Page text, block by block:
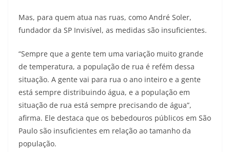
Mas, para quem atua nas ruas, como André Soler,
fundador da SP Invisível, as medidas são insuficientes.
“Sempre que a gente tem uma variação muito grande
de temperatura, a população de rua é refém dessa
situação. A gente vai para rua o ano inteiro e a gente
está sempre distribuindo água, e a população em
situação de rua está sempre precisando de água”,
afirma. Ele destaca que os bebedouros públicos em São
Paulo são insuficientes em relação ao tamanho da
população.